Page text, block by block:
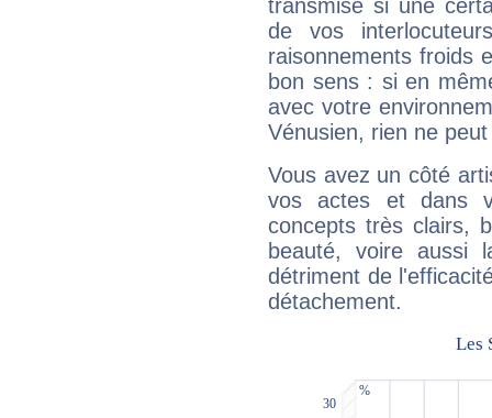
transmise si une
de vos
raisonnements froids
bon sens : si en
avec votre
Vénusien, rien ne
Vous avez un côté
vos actes et dans
concepts très clairs,
beauté, voire aussi
détriment de
détachement.